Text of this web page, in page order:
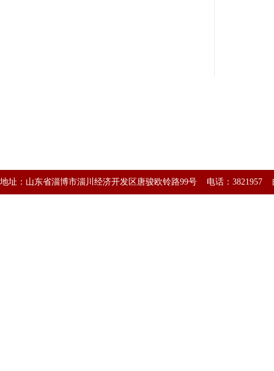
地址：山东省淄博市淄川经济开发区唐骏欧铃路99号 电话：3821957